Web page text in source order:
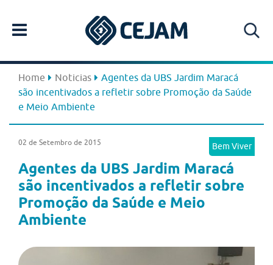
Home Noticias
Agentes da UBS Jardim Maracá
são incentivados a refletir sobre Promoção da Saúde
e Meio Ambiente
Bem Viver
02 de Setembro de 2015
Agentes da UBS Jardim Maracá
são incentivados a refletir sobre
Promoção da Saúde e Meio
Ambiente